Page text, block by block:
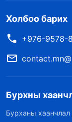
Холбоо барих
+976-9578-
Бурхны
Бурханы